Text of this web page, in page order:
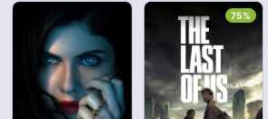
75%